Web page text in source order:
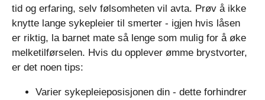
tid og erfaring, selv følsomheten vil avta. Prøv å ikke
knytte lange sykepleier til smerter - igjen hvis låsen
er riktig, la barnet mate så lenge som mulig for å øke
melketilførselen. Hvis du opplever ømme brystvorter,
er det noen tips:
Varier sykepleieposisjonen din - dette forhindrer